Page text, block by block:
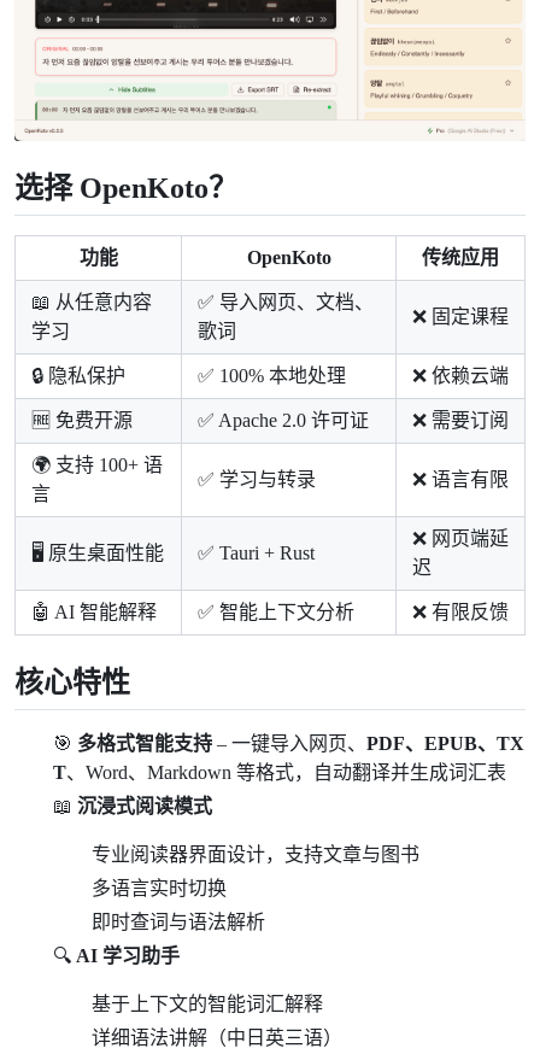
选择 OpenKoto？
功能 OpenKoto 传统应用
📖 从任意内容
学习
✅ 导入网页、文档、
歌词
❌ 固定课程
🔒 隐私保护 ✅ 100% 本地处理 ❌ 依赖云端
🆓 免费开源 ✅ Apache 2.0 许可证 ❌ 需要订阅
🌍 支持 100+ 语
言
✅ 学习与转录 ❌ 语言有限
🖥️ 原生桌面性能 ✅ Tauri + Rust
❌ 网页端延
迟
🤖 AI 智能解释 ✅ 智能上下文分析 ❌ 有限反馈
核心特性
🎯 多格式智能支持 – 一键导入网页、 PDF、EPUB、TX
T、Word、Markdown 等格式，自动翻译并生成词汇表
📖 沉浸式阅读模式
专业阅读器界面设计，支持文章与图书
多语言实时切换
即时查词与语法解析
🔍 AI 学习助手
基于上下文的智能词汇解释
详细语法讲解（中日英三语）